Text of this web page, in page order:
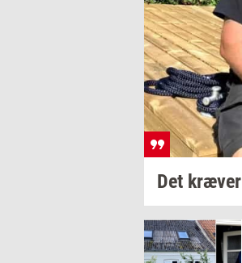
Det kræ­ver